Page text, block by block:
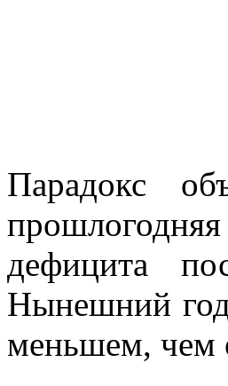
Парадокс
дефицита
Нынешний
меньшем, чем